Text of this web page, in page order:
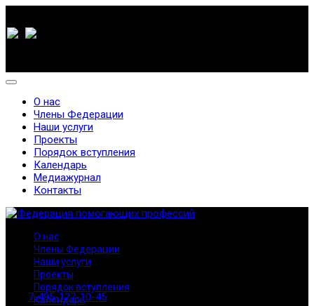
7-495-127-10-45
О нас
Члены Федерации
Наши услуги
Проекты
Порядок вступления
Календарь
Медиажурнал
Контакты
О нас
Члены Федерации
Наши услуги
Проекты
Порядок вступления
Календарь